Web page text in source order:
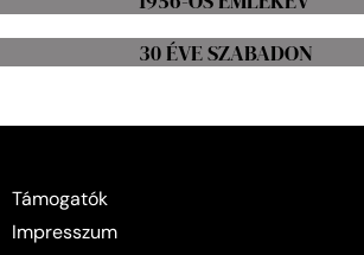
30 ÉVE SZABADON
Támogatók
Impresszum